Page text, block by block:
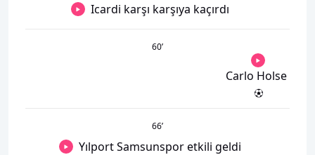
Icardi karşı karşıya kaçırdı
60’
Carlo Holse
66’
Yılport Samsunspor etkili geldi